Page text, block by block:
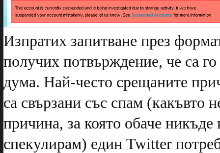
Изпратих запитване през
получих потвърждение, че са
дума. Най-често срещаните
са свързани със спам (какъвто
причина, за която обаче никъде
спекулирам) един Twitter